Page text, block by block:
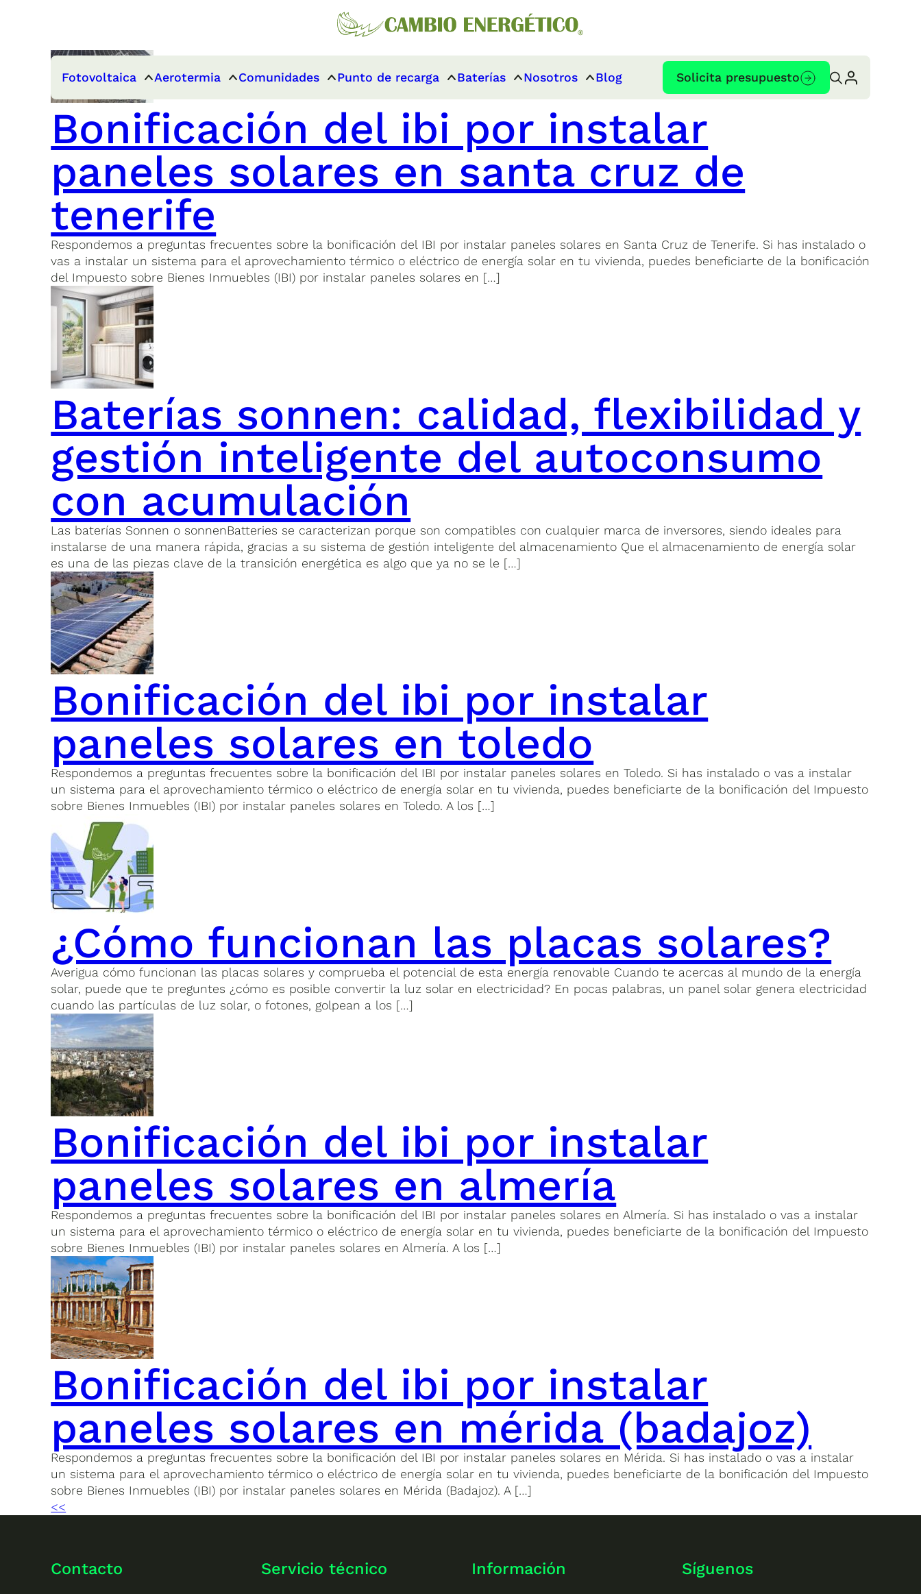
Fotovoltaica Aerotermia Comunidades Punto de recarga Baterías Nosotros Blog Solicita presupuesto
Bonificación del ibi por instalar
paneles solares en santa cruz de
tenerife
Respondemos a preguntas frecuentes sobre la bonificación del IBI por instalar paneles solares en Santa Cruz de Tenerife. Si has instalado o
vas a instalar un sistema para el aprovechamiento térmico o eléctrico de energía solar en tu vivienda, puedes beneficiarte de la bonificación
del Impuesto sobre Bienes Inmuebles (IBI) por instalar paneles solares en […]
Baterías sonnen: calidad, flexibilidad y
gestión inteligente del autoconsumo
con acumulación
Las baterías Sonnen o sonnenBatteries se caracterizan porque son compatibles con cualquier marca de inversores, siendo ideales para
instalarse de una manera rápida, gracias a su sistema de gestión inteligente del almacenamiento Que el almacenamiento de energía solar
es una de las piezas clave de la transición energética es algo que ya no se le […]
Bonificación del ibi por instalar
paneles solares en toledo
Respondemos a preguntas frecuentes sobre la bonificación del IBI por instalar paneles solares en Toledo. Si has instalado o vas a instalar
un sistema para el aprovechamiento térmico o eléctrico de energía solar en tu vivienda, puedes beneficiarte de la bonificación del Impuesto
sobre Bienes Inmuebles (IBI) por instalar paneles solares en Toledo. A los […]
¿Cómo funcionan las placas solares?
Averigua cómo funcionan las placas solares y comprueba el potencial de esta energía renovable Cuando te acercas al mundo de la energía
solar, puede que te preguntes ¿cómo es posible convertir la luz solar en electricidad? En pocas palabras, un panel solar genera electricidad
cuando las partículas de luz solar, o fotones, golpean a los […]
Bonificación del ibi por instalar
paneles solares en almería
Respondemos a preguntas frecuentes sobre la bonificación del IBI por instalar paneles solares en Almería. Si has instalado o vas a instalar
un sistema para el aprovechamiento térmico o eléctrico de energía solar en tu vivienda, puedes beneficiarte de la bonificación del Impuesto
sobre Bienes Inmuebles (IBI) por instalar paneles solares en Almería. A los […]
Bonificación del ibi por instalar
paneles solares en mérida (badajoz)
Respondemos a preguntas frecuentes sobre la bonificación del IBI por instalar paneles solares en Mérida. Si has instalado o vas a instalar
un sistema para el aprovechamiento térmico o eléctrico de energía solar en tu vivienda, puedes beneficiarte de la bonificación del Impuesto
sobre Bienes Inmuebles (IBI) por instalar paneles solares en Mérida (Badajoz). A […]
<<
Contacto Servicio técnico Información Síguenos